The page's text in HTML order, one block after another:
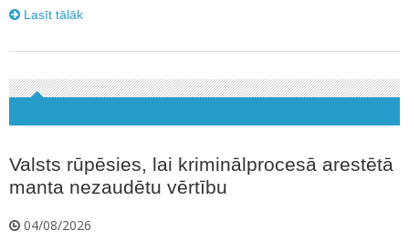
Lasīt tālāk
Valsts rūpēsies, lai kriminālprocesā arestētā
manta nezaudētu vērtību
04/08/2026